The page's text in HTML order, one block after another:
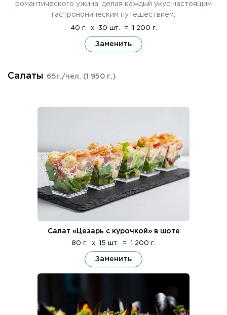
романтического ужина, делая каждый укус настоящим
гастрономическим путешествием.
40 г. x 30 шт. = 1 200 г.
Заменить
Салаты 65г./чел. (1 950 г.)
Салат «Цезарь с курочкой» в шоте
80 г. x 15 шт. = 1 200 г.
Заменить